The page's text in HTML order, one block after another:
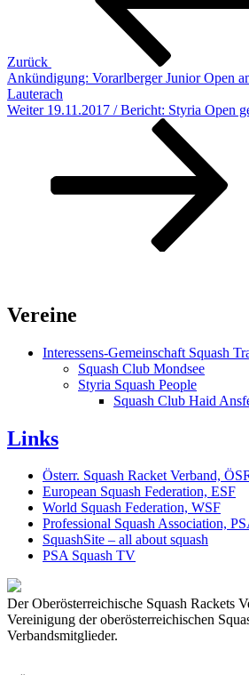
Zurück
Ankündigung: Vorarlberger Junior Open
Lauterach
Nächster
Weiter 19.11.2017 / Bericht: Styria Open
Vereine
Interessens-Gemeinschaft Squash
Squash Club Mondsee
Styria Squash People
Squash Club Haid
Links
Österr. Squash Racket Verband,
European Squash Federation, ESF
World Squash Federation, WSF
Professional Squash Association,
SquashSite – all about squash
PSA Squash TV
Der Oberösterreichische Squash Rackets
Vereinigung der oberösterreichischen
Verbandsmitglieder.